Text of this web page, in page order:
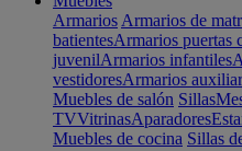
Armarios Armarios de
batientesArmarios puertas
juvenilArmarios infantiles
vestidoresArmarios
Muebles de salón Sillas
TVVitrinasAparadores
Muebles de cocina Sillas